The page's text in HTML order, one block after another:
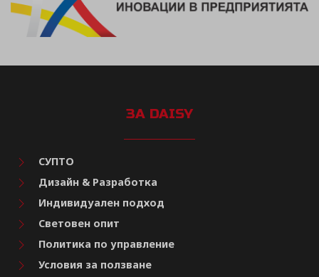
ЗА DAISY
СУПТО
Дизайн & Разработка
Индивидуален подход
Световен опит
Политика по управление
Условия за ползване